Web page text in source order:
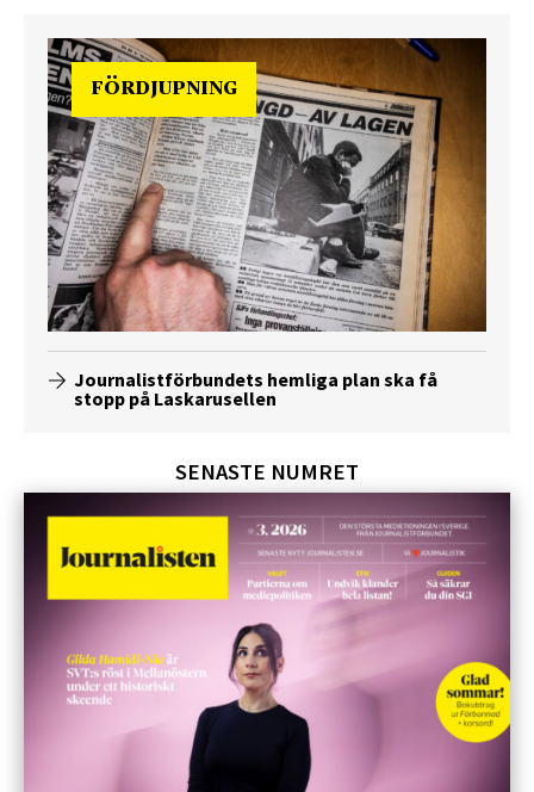
FÖRDJUPNING
Journalistförbundets hemliga plan ska få
stopp på Laskarusellen
SENASTE NUMRET